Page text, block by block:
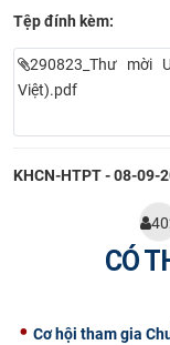
KHOA HỌC
Tệp đính kèm:
290823_Thư mời
Việt).pdf
KHCN-HTPT - 08-09-
CÓ
Cơ hội tham gia